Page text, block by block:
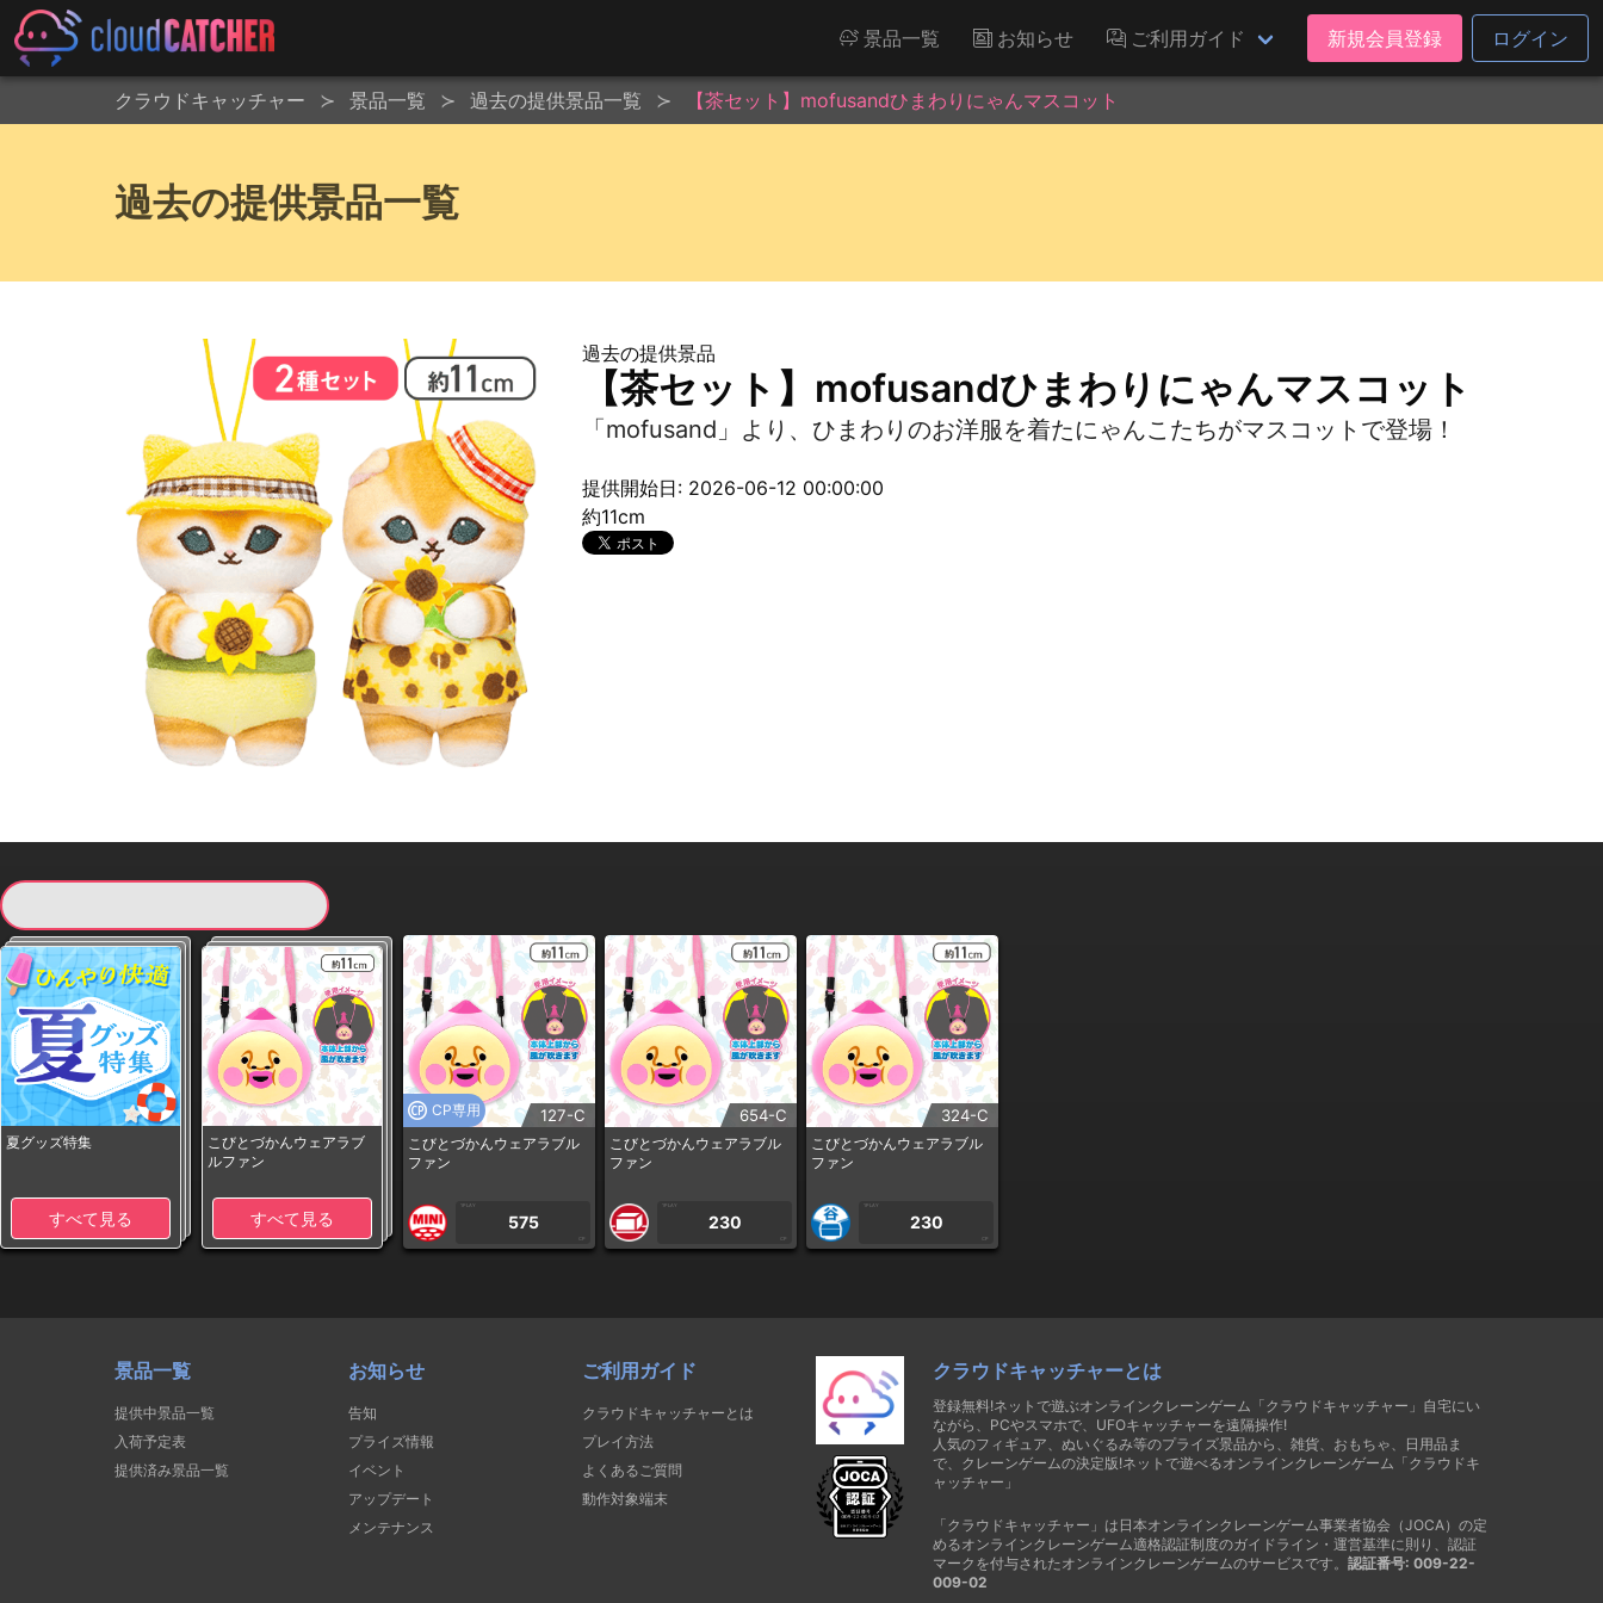
景品一覧 お知らせ ご利用ガイド 新規会員登録 ログイン
クラウドキャッチャー 景品一覧 過去の提供景品一覧 【茶セット】mofusandひまわりにゃんマスコット
過去の提供景品一覧
過去の提供景品
【茶セット】mofusandひまわりにゃんマスコット
「mofusand」より、ひまわりのお洋服を着たにゃんこたちがマスコットで登場！
提供開始日: 2026-06-12 00:00:00
約11cm
夏グッズ特集
すべて見る
こびとづかんウェアラブ
ルファン
すべて見る
CP専用 127-C
こびとづかんウェアラブル
ファン
1PLAY
575
CP
654-C
こびとづかんウェアラブル
ファン
1PLAY
230
CP
324-C
こびとづかんウェアラブル
ファン
1PLAY
230
CP
景品一覧
提供中景品一覧
入荷予定表
提供済み景品一覧
お知らせ
告知
プライズ情報
イベント
アップデート
メンテナンス
ご利用ガイド
クラウドキャッチャーとは
プレイ方法
よくあるご質問
動作対象端末
クラウドキャッチャーとは
登録無料!ネットで遊ぶオンラインクレーンゲーム「クラウドキャッチャー」自宅にい
ながら、PCやスマホで、UFOキャッチャーを遠隔操作!
人気のフィギュア、ぬいぐるみ等のプライズ景品から、雑貨、おもちゃ、日用品ま
で、クレーンゲームの決定版!ネットで遊べるオンラインクレーンゲーム「クラウドキ
ャッチャー」
「クラウドキャッチャー」は日本オンラインクレーンゲーム事業者協会（JOCA）の定
めるオンラインクレーンゲーム適格認証制度のガイドライン・運営基準に則り、認証
マークを付与されたオンラインクレーンゲームのサービスです。 認証番号: 009-22-
009-02